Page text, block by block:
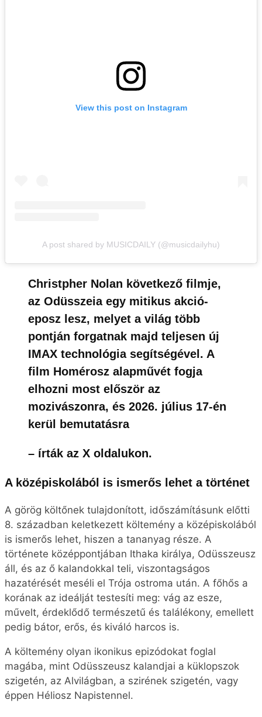
View this post on Instagram
A post shared by MUSICDAILY (@musicdailyhu)
Christpher Nolan következő filmje,
az Odüsszeia egy mitikus akció-
eposz lesz, melyet a világ több
pontján forgatnak majd teljesen új
IMAX technológia segítségével. A
film Homérosz alapművét fogja
elhozni most először az
mozivászonra, és 2026. július 17-én
kerül bemutatásra
– írták az X oldalukon.
A középiskolából is ismerős lehet a történet
A görög költőnek tulajdonított, időszámításunk előtti
8. században keletkezett költemény a középiskolából
is ismerős lehet, hiszen a tananyag része. A
története középpontjában Ithaka királya, Odüsszeusz
áll, és az ő kalandokkal teli, viszontagságos
hazatérését meséli el Trója ostroma után. A főhős a
korának az ideálját testesíti meg: vág az esze,
művelt, érdeklődő természetű és találékony, emellett
pedig bátor, erős, és kiváló harcos is.
A költemény olyan ikonikus epizódokat foglal
magába, mint Odüsszeusz kalandjai a küklopszok
szigetén, az Alvilágban, a szirének szigetén, vagy
éppen Héliosz Napistennel.